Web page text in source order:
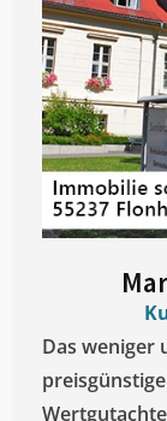
Das weniger